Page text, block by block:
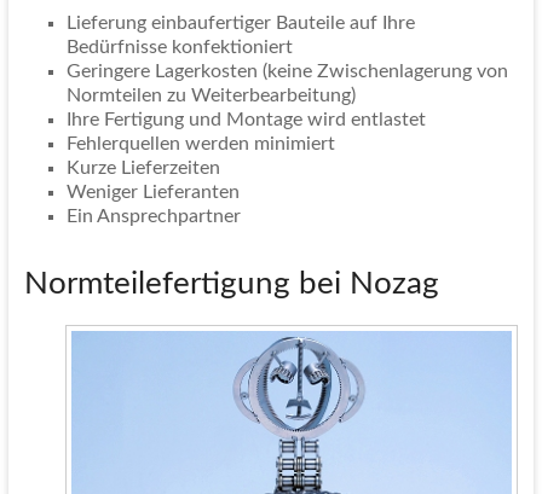
Lieferung einbaufertiger Bauteile auf Ihre
Bedürfnisse konfektioniert
Geringere Lagerkosten (keine Zwischenlagerung von
Normteilen zu Weiterbearbeitung)
Ihre Fertigung und Montage wird entlastet
Fehlerquellen werden minimiert
Kurze Lieferzeiten
Weniger Lieferanten
Ein Ansprechpartner
Normteilefertigung bei Nozag